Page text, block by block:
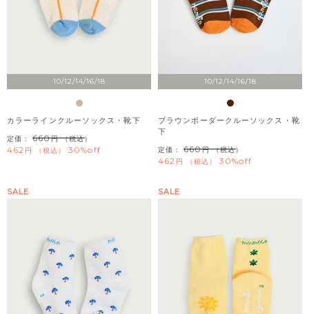
10/12/14/16/18
カラーラインクルーソックス・靴下
定価： 660 （税込）
462 税込 30%off
10/12/14/16/18
ブラウンボーダークルーソックス・靴
下
定価： 660 （税込）
462 税込 30%off
SALE SALE